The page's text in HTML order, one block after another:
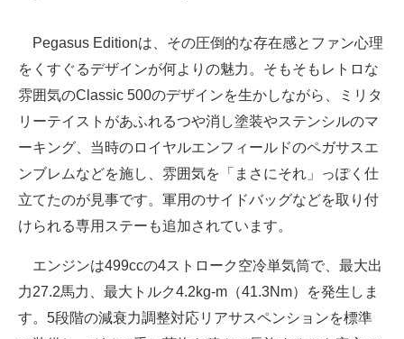
Pegasus Editionは、その圧倒的な存在感とファン心理
をくすぐるデザインが何よりの魅力。そもそもレトロな
雰囲気のClassic 500のデザインを生かしながら、ミリタ
リーテイストがあふれるつや消し塗装やステンシルのマ
ーキング、当時のロイヤルエンフィールドのペガサスエ
ンブレムなどを施し、雰囲気を「まさにそれ」っぽく仕
立てたのが見事です。軍用のサイドバッグなどを取り付
けられる専用ステーも追加されています。
エンジンは499ccの4ストローク空冷単気筒で、最大出
力27.2馬力、最大トルク4.2kg-m（41.3Nm）を発生しま
す。5段階の減衰力調整対応リアサスペンションを標準